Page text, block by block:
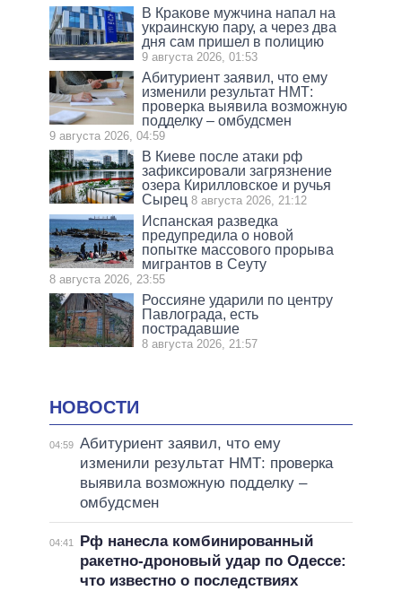
В Кракове мужчина напал на
украинскую пару, а через два
дня сам пришел в полицию
9 августа 2026, 01:53
Абитуриент заявил, что ему
изменили результат НМТ:
проверка выявила возможную
подделку – омбудсмен
9 августа 2026, 04:59
В Киеве после атаки рф
зафиксировали загрязнение
озера Кирилловское и ручья
Сырец 8 августа 2026, 21:12
Испанская разведка
предупредила о новой
попытке массового прорыва
мигрантов в Сеуту
8 августа 2026, 23:55
Россияне ударили по центру
Павлограда, есть
пострадавшие
8 августа 2026, 21:57
НОВОСТИ
04:59 Абитуриент заявил, что ему
изменили результат НМТ: проверка
выявила возможную подделку –
омбудсмен
04:41
Рф нанесла комбинированный
ракетно-дроновый удар по Одессе:
что известно о последствиях